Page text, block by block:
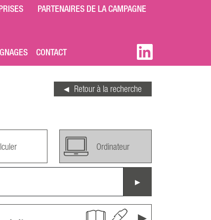
PARTENAIRES DE LA CAMPAGNE
CONTACT
Retour à la recherche
Ordinateur